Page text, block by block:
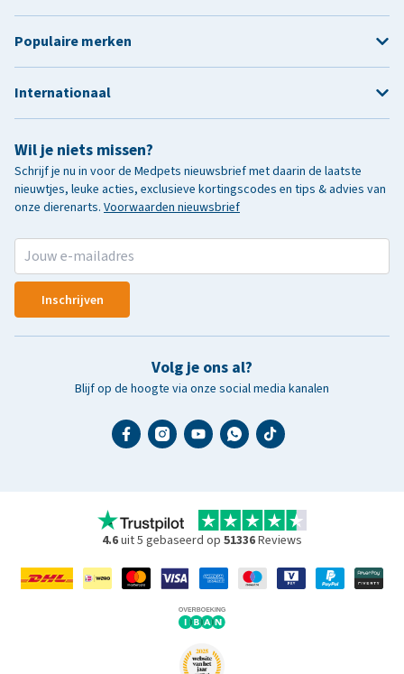
Wil je niets missen?
Schrijf je nu in voor de Medpets nieuwsbrief met daarin de laatste
nieuwtjes, leuke acties, exclusieve kortingscodes en tips & advies van
onze dierenarts. Voorwaarden nieuwsbrief
Inschrijven
Volg je ons al?
Blijf op de hoogte via onze social media kanalen
Populaire merken
Internationaal
4.6uit 5 gebaseerd op 51336Reviews